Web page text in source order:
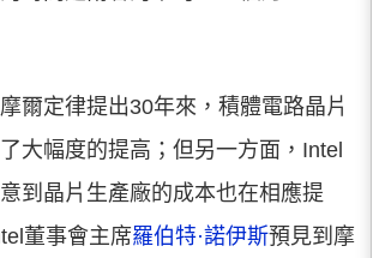
摩爾定律提出30年來，積體電路晶片
大幅度的提高；但另一方面，Intel
到晶片生產廠的成本也在相應提
董事會主席羅伯特·諾伊斯預見到摩